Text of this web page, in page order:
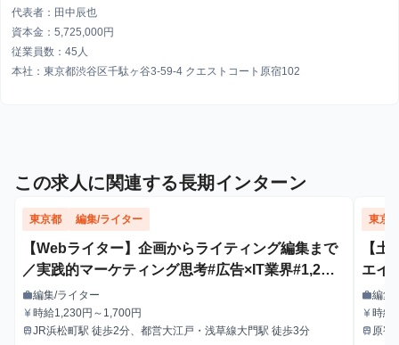
代表者：田中辰也
資本金：5,725,000円
従業員数：45人
本社：東京都渋谷区千駄ヶ谷3-59-4 クエストコート原宿102
この求人に関連する長期インターン
東京都 編集/ライター
【Webライター】企画からライティング編集まで
／実践的マーケティング思考#広告×IT業界#1,2年
生積極採用
職種
work編集/ライター
給与
currency_yen時給1,230円～1,700円
最寄駅
trainJR浜松町駅 徒歩2分、都営大江戸・浅草線大門駅 徒歩3分
東京
【
エイ
職種
work編集
給与
currency_yen時給
最寄駅
train 原宿